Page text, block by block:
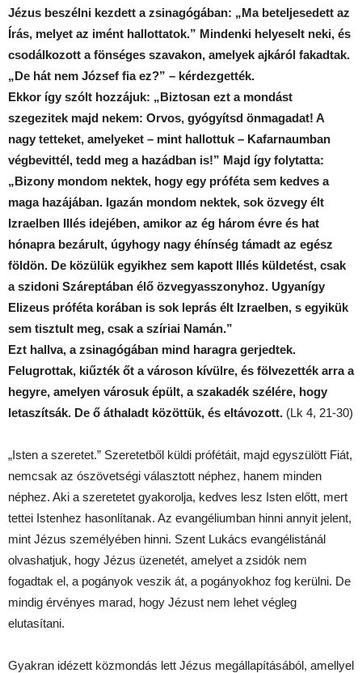
Jézus beszélni kezdett a zsinagógában: „Ma beteljesedett az
Írás, melyet az imént hallottatok.” Mindenki helyeselt neki, és
csodálkozott a fönséges szavakon, amelyek ajkáról fakadtak.
„De hát nem József fia ez?” – kérdezgették.
Ekkor így szólt hozzájuk: „Biztosan ezt a mondást
szegezitek majd nekem: Orvos, gyógyítsd önmagadat! A
nagy tetteket, amelyeket – mint hallottuk – Kafarnaumban
végbevittél, tedd meg a hazádban is!” Majd így folytatta:
„Bizony mondom nektek, hogy egy próféta sem kedves a
maga hazájában. Igazán mondom nektek, sok özvegy élt
Izraelben Illés idejében, amikor az ég három évre és hat
hónapra bezárult, úgyhogy nagy éhínség támadt az egész
földön. De közülük egyikhez sem kapott Illés küldetést, csak
a szidoni Száreptában élő özvegyasszonyhoz. Ugyanígy
Elizeus próféta korában is sok leprás élt Izraelben, s egyikük
sem tisztult meg, csak a szíriai Namán.”
Ezt hallva, a zsinagógában mind haragra gerjedtek.
Felugrottak, kiűzték őt a városon kívülre, és fölvezették arra a
hegyre, amelyen városuk épült, a szakadék szélére, hogy
letaszítsák. De ő áthaladt közöttük, és eltávozott. (Lk 4, 21-30)
„Isten a szeretet.” Szeretetből küldi prófétáit, majd egyszülött Fiát,
nemcsak az ószövetségi választott néphez, hanem minden
néphez. Aki a szeretetet gyakorolja, kedves lesz Isten előtt, mert
tettei Istenhez hasonlítanak. Az evangéliumban hinni annyit jelent,
mint Jézus személyében hinni. Szent Lukács evangélistánál
olvashatjuk, hogy Jézus üzenetét, amelyet a zsidók nem
fogadtak el, a pogányok veszik át, a pogányokhoz fog kerülni. De
mindig érvényes marad, hogy Jézust nem lehet végleg
elutasítani.
Gyakran idézett közmondás lett Jézus megállapításából, amellyel